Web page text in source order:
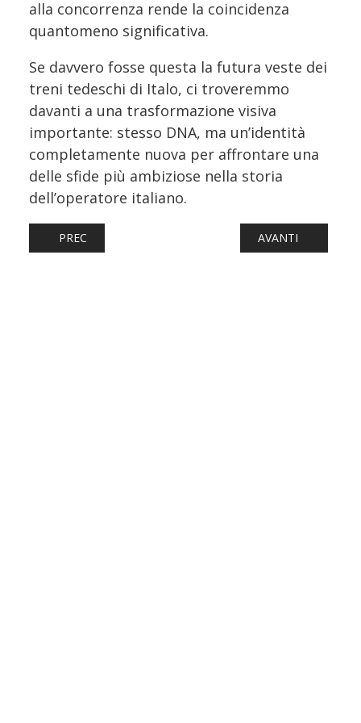
alla concorrenza rende la coincidenza
quantomeno significativa.
Se davvero fosse questa la futura veste dei
treni tedeschi di Italo, ci troveremmo
davanti a una trasformazione visiva
importante: stesso DNA, ma un’identità
completamente nuova per affrontare una
delle sfide più ambiziose nella storia
dell’operatore italiano.
ARTICOLO PRECEDENTE: FRIULI VENEZIA GIULIA,
PREC ARTICOLO
AVANTI